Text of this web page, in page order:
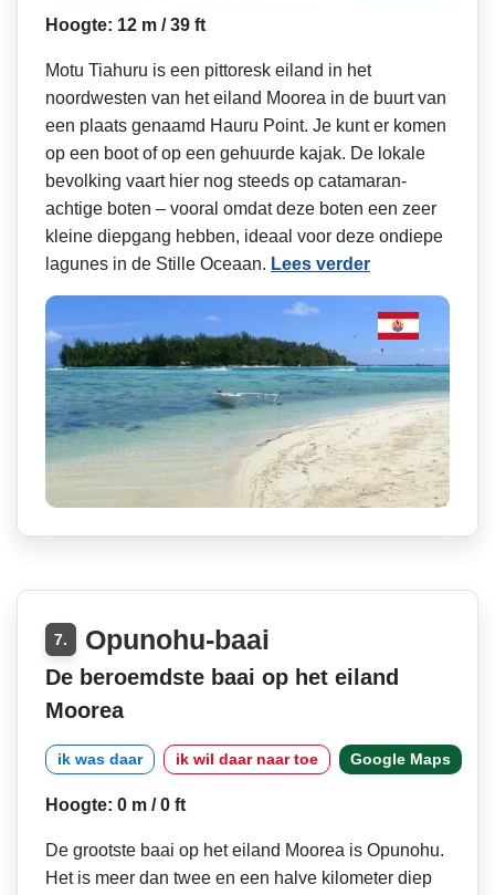
Hoogte: 12 m / 39 ft
Motu Tiahuru is een pittoresk eiland in het
noordwesten van het eiland Moorea in de buurt van
een plaats genaamd Hauru Point. Je kunt er komen
op een boot of op een gehuurde kajak. De lokale
bevolking vaart hier nog steeds op catamaran-
achtige boten – vooral omdat deze boten een zeer
kleine diepgang hebben, ideaal voor deze ondiepe
lagunes in de Stille Oceaan. Lees verder
7. Opunohu-baai
De beroemdste baai op het eiland
Moorea
ik was daar ik wil daar naar toe Google Maps
Hoogte: 0 m / 0 ft
De grootste baai op het eiland Moorea is Opunohu.
Het is meer dan twee en een halve kilometer diep